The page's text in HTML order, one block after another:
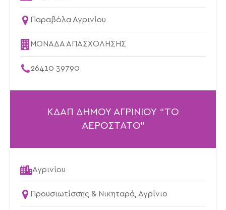
Παραβόλα Αγρινίου
ΜΟΝΑΔΑ ΑΠΑΣΧΟΛΗΣΗΣ
26410 39790
ΚΔΑΠ ΔΗΜΟΥ ΑΓΡΙΝΙΟΥ “ΤΟ
ΑΕΡΟΣΤΑΤΟ”
Αγρινίου
Προυσιωτίσσης & Νικηταρά, Αγρίνιο